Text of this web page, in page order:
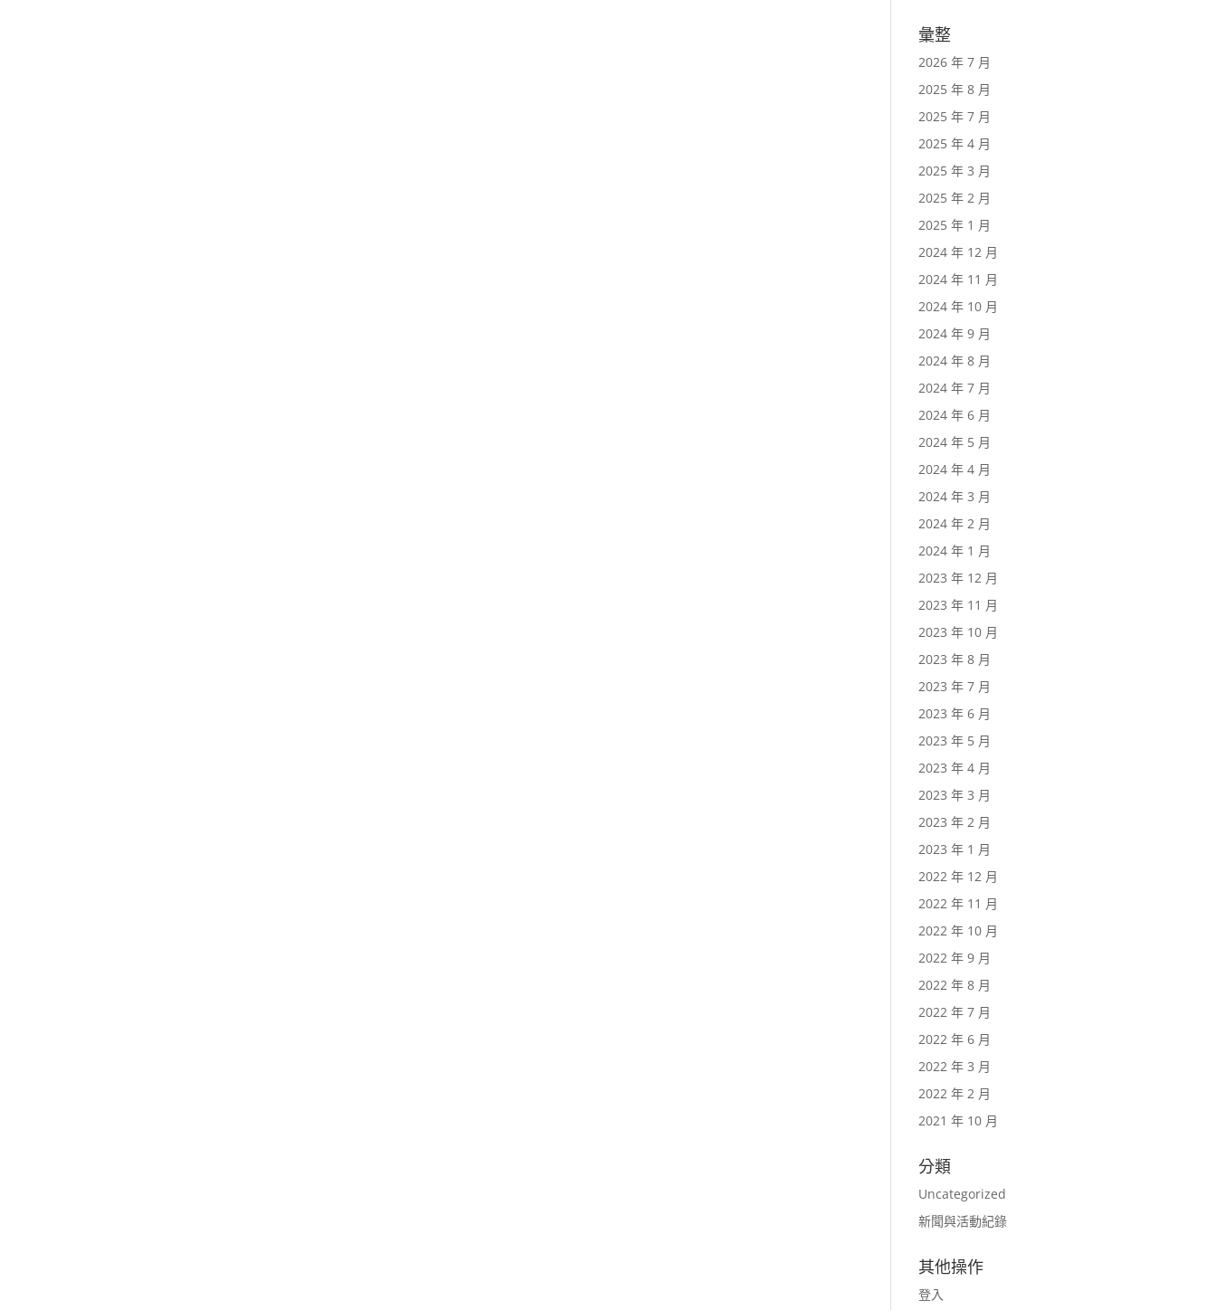
彙整
2026 年 7 月
2025 年 8 月
2025 年 7 月
2025 年 4 月
2025 年 3 月
2025 年 2 月
2025 年 1 月
2024 年 12 月
2024 年 11 月
2024 年 10 月
2024 年 9 月
2024 年 8 月
2024 年 7 月
2024 年 6 月
2024 年 5 月
2024 年 4 月
2024 年 3 月
2024 年 2 月
2024 年 1 月
2023 年 12 月
2023 年 11 月
2023 年 10 月
2023 年 8 月
2023 年 7 月
2023 年 6 月
2023 年 5 月
2023 年 4 月
2023 年 3 月
2023 年 2 月
2023 年 1 月
2022 年 12 月
2022 年 11 月
2022 年 10 月
2022 年 9 月
2022 年 8 月
2022 年 7 月
2022 年 6 月
2022 年 3 月
2022 年 2 月
2021 年 10 月
分類
Uncategorized
新聞與活動紀錄
其他操作
登入